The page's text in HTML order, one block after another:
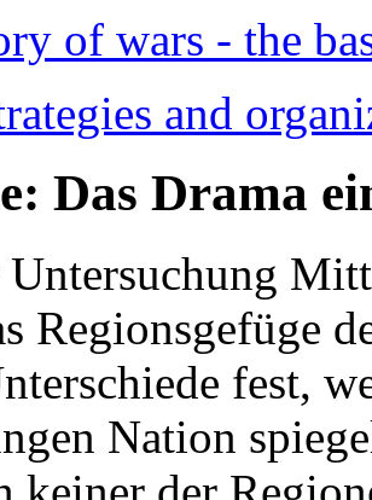
of wars - the
and
Das Drama
Regionsgefüge
fest,
Nation